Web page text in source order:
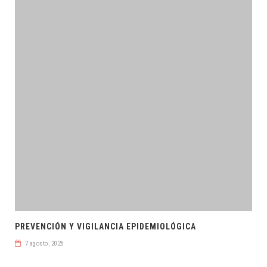
PREVENCIÓN Y VIGILANCIA EPIDEMIOLÓGICA
7 agosto, 2026